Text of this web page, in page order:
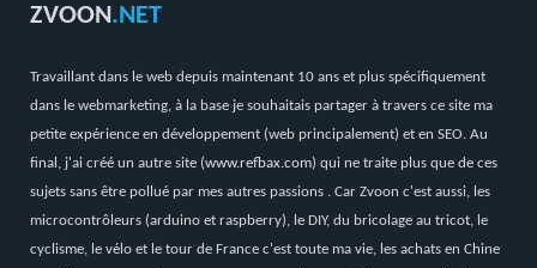
ZVOON.NET
Travaillant dans le web depuis maintenant 10 ans et plus spécifiquement
dans le webmarketing, à la base je souhaitais partager à travers ce site ma
petite expérience en développement (web principalement) et en SEO. Au
final, j'ai créé un autre site (www.refbax.com) qui ne traite plus que de ces
sujets sans être pollué par mes autres passions . Car Zvoon c'est aussi, les
microcontrôleurs (arduino et raspberry), le DIY, du bricolage au tricot, le
cyclisme, le vélo et le tour de France c'est toute ma vie, les achats en Chine